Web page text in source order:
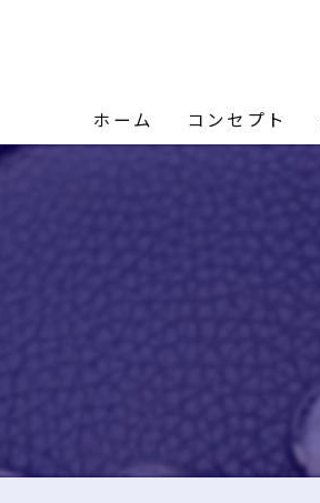
ホーム コンセプト